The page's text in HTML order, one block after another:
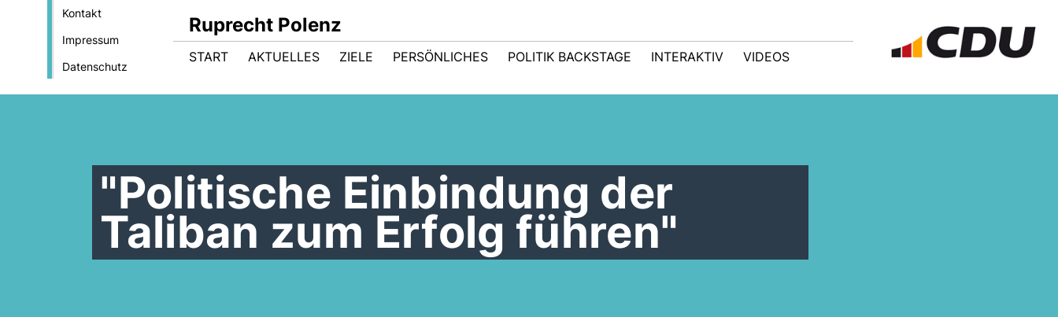
Kontakt
Impressum
Datenschutz
Ruprecht Polenz
START AKTUELLES ZIELE PERSÖNLICHES POLITIK BACKSTAGE INTERAKTIV VIDEOS
"Politische Einbindung der
Taliban zum Erfolg führen"